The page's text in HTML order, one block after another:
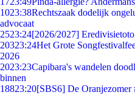
1023:38Rechtszaak dodelijk
advocaat
2523:24[2026/2027] Eredivisietoto
20323:24Het Grote
2026
2023:23Capibara's wandelen
binnen
18823:20[SBS6] De Oranjezomer